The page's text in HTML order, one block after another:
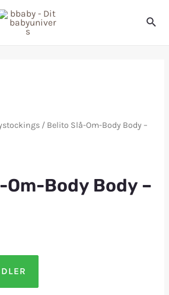
/ Belito Slå-Om-Body Body –
Body Body –